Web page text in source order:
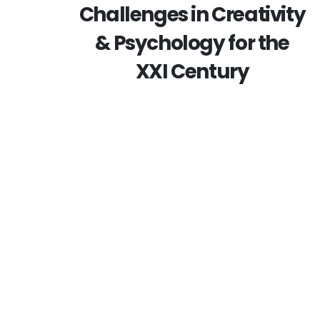
Challenges in Creativity
& Psychology for the
XXI Century